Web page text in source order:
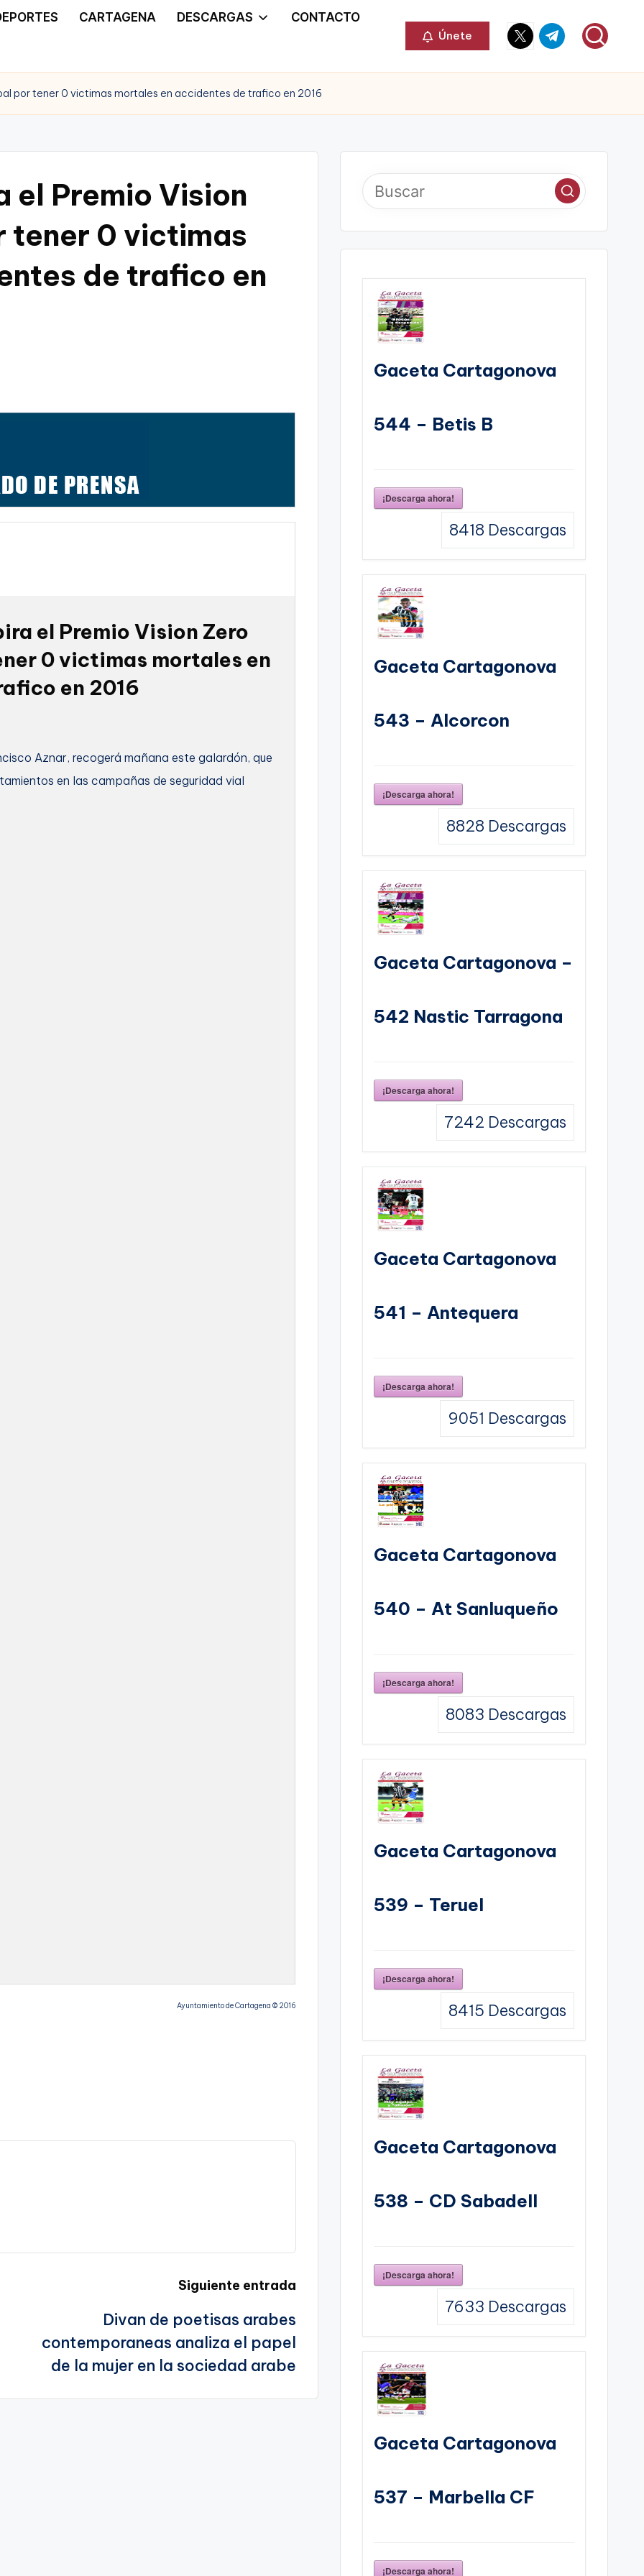
CARTAGENA DESCARGAS CONTACTO
Únete
Elemento
del
Elemento
del
por tener 0 victimas mortales en accidentes de trafico en 2016
el Premio Vision
tener 0 victimas
de trafico en
el Premio Vision Zero
0 victimas mortales en
en 2016
Aznar, recogerá mañana este galardón, que
en las campañas de seguridad vial
Ayuntamiento de Cartagena © 2016
Siguiente entrada
Divan de poetisas arabes
contemporaneas analiza el papel
de la mujer en la sociedad arabe
Gaceta Cartagonova
544 – Betis B
¡Descarga ahora!
8418 Descargas
Gaceta Cartagonova
543 – Alcorcon
¡Descarga ahora!
8828 Descargas
Gaceta Cartagonova –
542 Nastic Tarragona
¡Descarga ahora!
7242 Descargas
Gaceta Cartagonova
541 – Antequera
¡Descarga ahora!
9051 Descargas
Gaceta Cartagonova
540 – At Sanluqueño
¡Descarga ahora!
8083 Descargas
Gaceta Cartagonova
539 – Teruel
¡Descarga ahora!
8415 Descargas
Gaceta Cartagonova
538 – CD Sabadell
¡Descarga ahora!
7633 Descargas
Gaceta Cartagonova
537 – Marbella CF
¡Descarga ahora!